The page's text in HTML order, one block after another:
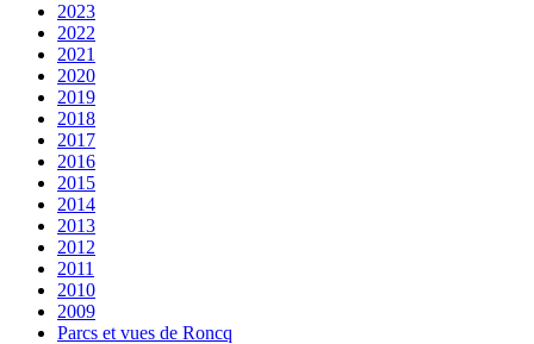
2023
2022
2021
2020
2019
2018
2017
2016
2015
2014
2013
2012
2011
2010
2009
Parcs et vues de Roncq